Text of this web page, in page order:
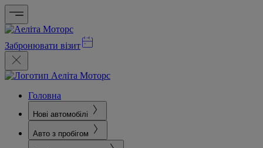
Забронювати візит
Головна
Нові автомобілі
Авто з пробігом